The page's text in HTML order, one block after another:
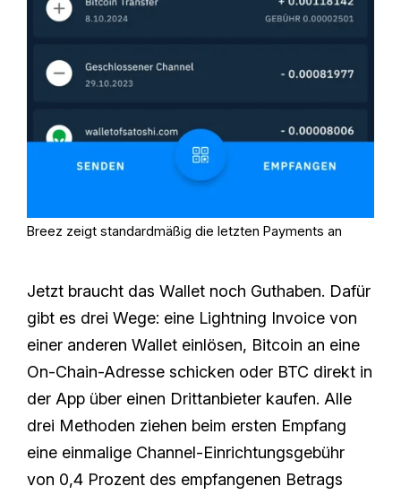
Breez zeigt standardmäßig die letzten Payments an
Jetzt braucht das Wallet noch Guthaben. Dafür
gibt es drei Wege: eine Lightning Invoice von
einer anderen Wallet einlösen, Bitcoin an eine
On-Chain-Adresse schicken oder BTC direkt in
der App über einen Drittanbieter kaufen. Alle
drei Methoden ziehen beim ersten Empfang
eine einmalige Channel-Einrichtungsgebühr
von 0,4 Prozent des empfangenen Betrags